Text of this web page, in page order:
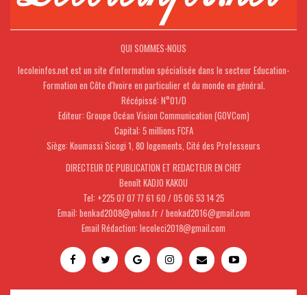
QUI SOMMES-NOUS
lecoleinfos.net est un site d'information spécialisée dans le secteur Education-
Formation en Côte d'Ivoire en particulier et du monde en général.
Récépissé: N°01/D
Editeur: Groupe Océan Vision Communication (GOVCom)
Capital: 5 millions FCFA
Siège: Koumassi Sicogi 1, 80 logements, Cité des Professeurs
DIRECTEUR DE PUBLICATION ET REDACTEUR EN CHEF
Benoît KADJO KAKOU
Tel: +225 07 07 77 61 60 / 05 06 53 14 25
Email: benkad2008@yahoo.fr / benkad2016@gmail.com
Email Rédaction: lecoleci2018@gmail.com